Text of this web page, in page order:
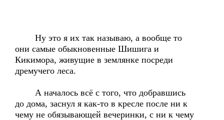
Ну это я их так называю, а вообще то
они самые обыкновенные Шишига и
Кикимора, живущие в землянке посреди
дремучего леса.
А началось всё с того, что добравшись
до дома, заснул я как-то в кресле после ни к
чему не обязывающей вечеринки, с ни к чему